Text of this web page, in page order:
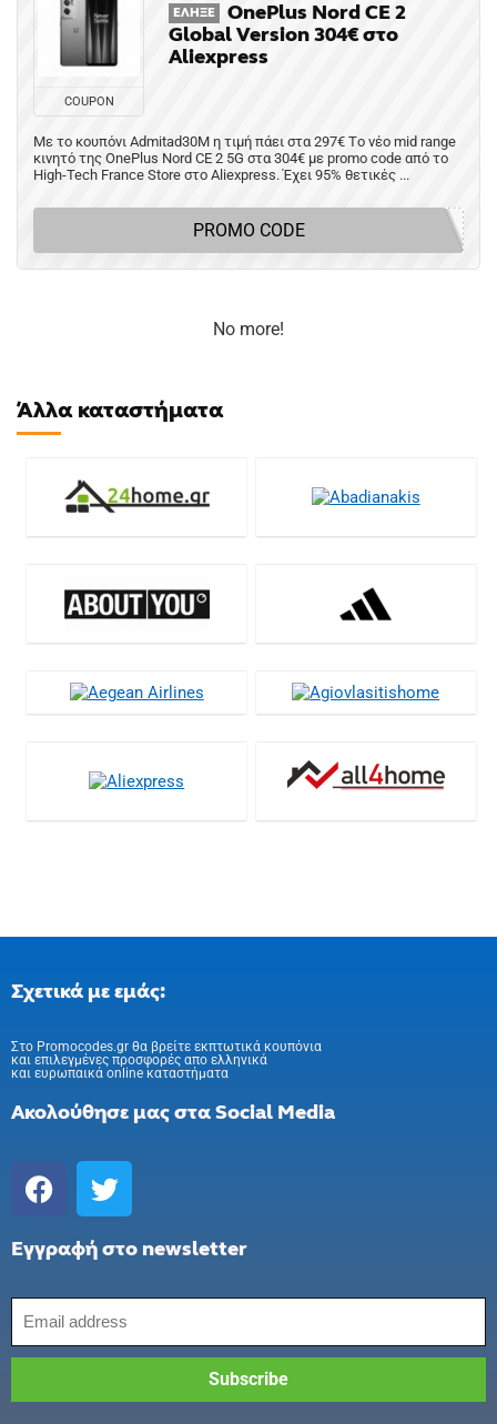
COUPON
ΈΛΗΞΕ
OnePlus Nord CE 2
Global Version 304€ στο
Aliexpress
Με το κουπόνι Admitad30M η τιμή πάει στα 297€ Tο νέο mid range
κινητό της OnePlus Nord CE 2 5G στα 304€ με promo code από το
High-Tech France Store στο Aliexpress. Έχει 95% θετικές ...
PROMO CODE
No more!
Άλλα καταστήματα
Σχετικά με εμάς:
Στo Promocodes.gr θα βρείτε εκπτωτικά κουπόνια
και επιλεγμένες προσφορές απο ελληνικά
και ευρωπαικά online καταστήματα
Ακολούθησε μας στα Social Media
Εγγραφή στο newsletter